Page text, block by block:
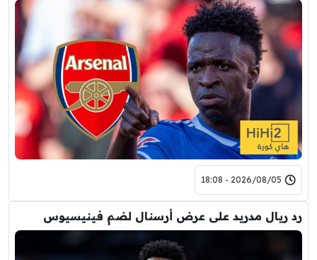
2026/08/05 - 18:08
رد ريال مدريد على عرض أرسنال لضم فينيسيوس